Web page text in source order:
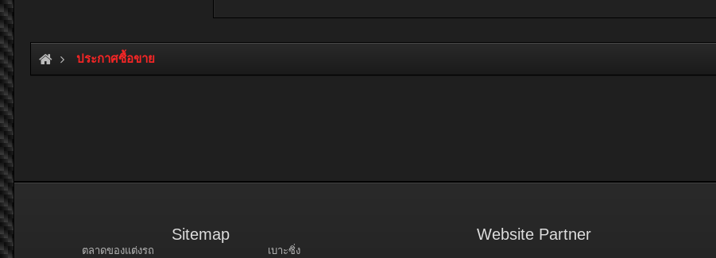
ประกาศซื้อขาย
Sitemap
ตลาดของแต่งรถ เบาะซิ่ง
Website Partner